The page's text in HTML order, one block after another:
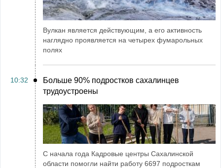
Вулкан является действующим, а его активность
наглядно проявляется на четырех фумарольных
полях
10:32
Больше 90% подростков сахалинцев
трудоустроены
С начала года Кадровые центры Сахалинской
области помогли найти работу 6697 подросткам